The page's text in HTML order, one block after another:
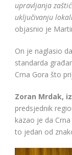
upravljanja
uključivanju
objasnio je
On je naglasio
standarda
Crna Gora što
Zoran Mrdak,
predsjednik
kazao je da
to jedan od